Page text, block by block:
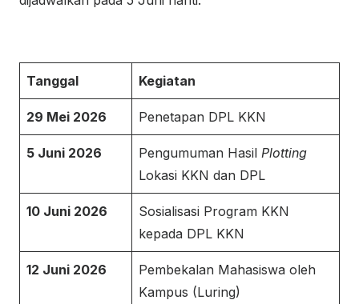
Tanggal Kegiatan
29 Mei 2026 Penetapan DPL KKN
5 Juni 2026 Pengumuman Hasil Plotting
Lokasi KKN dan DPL
10 Juni 2026
Sosialisasi Program KKN
kepada DPL KKN
12 Juni 2026
Pembekalan Mahasiswa oleh
Kampus (Luring)